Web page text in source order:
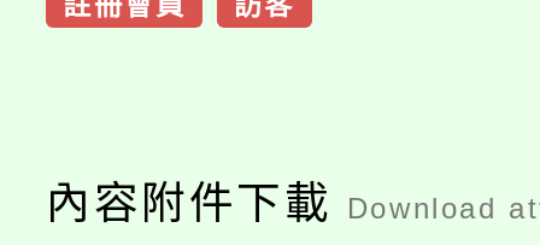
內容附件下載 Download